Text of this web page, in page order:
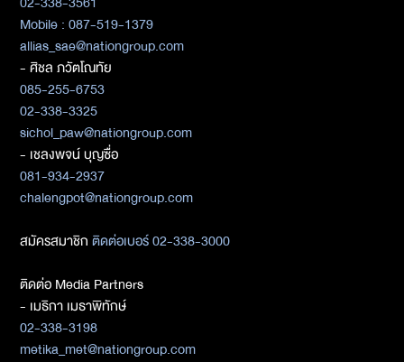
Mobile : 087-519-1379
allias_sae@nationgroup.com
- ศิชล ภวัตโณทัย
085-255-6753
02-338-3325
sichol_paw@nationgroup.com
- เชลงพจน์ บุญซื่อ
081-934-2937
chalengpot@nationgroup.com
สมัครสมาชิกติดต่อเบอร์ 02-338-3000
ติดต่อ Media Partners
- เมธิกา เมธาพิทักษ์
02-338-3198
metika_met@nationgroup.com